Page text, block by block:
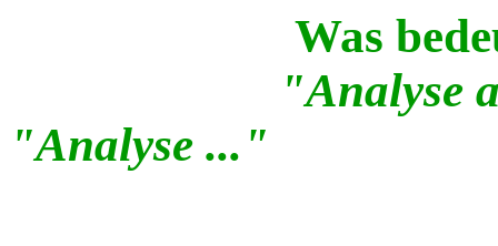
Was
"Analyse
"Analyse ..."